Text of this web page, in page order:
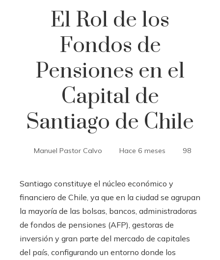
El Rol de los
Fondos de
Pensiones en el
Capital de
Santiago de Chile
Manuel Pastor Calvo Hace 6 meses 98
Santiago constituye el núcleo económico y
financiero de Chile, ya que en la ciudad se agrupan
la mayoría de las bolsas, bancos, administradoras
de fondos de pensiones (AFP), gestoras de
inversión y gran parte del mercado de capitales
del país, configurando un entorno donde los